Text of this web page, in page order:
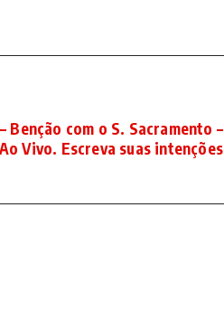
Benção com o S. Sacramento –
Ao Vivo. Escreva suas intenções